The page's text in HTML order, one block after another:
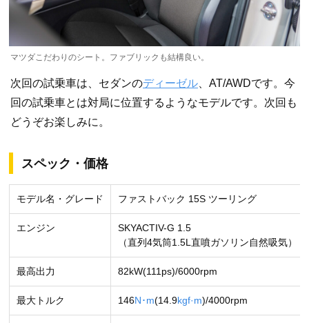
マツダこだわりのシート。ファブリックも結構良い。
次回の試乗車は、セダンのディーゼル、AT/AWDです。今
回の試乗車とは対局に位置するようなモデルです。次回も
どうぞお楽しみに。
スペック・価格
モデル名・グレード ファストバック 15S ツーリング
エンジン
SKYACTIV-G 1.5
（直列4気筒1.5L直噴ガソリン自然吸気）
最高出力 82kW(111ps)/6000rpm
最大トルク 146N･m(14.9kgf·m)/4000rpm